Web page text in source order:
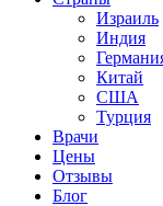
Израиль
Индия
Китай
США
Турция
Врачи
Цены
Отзывы
Блог